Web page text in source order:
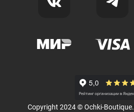
Copyright 2024 © Ochki-